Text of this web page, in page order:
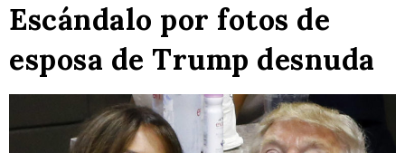
Escándalo por fotos de
esposa de Trump desnuda